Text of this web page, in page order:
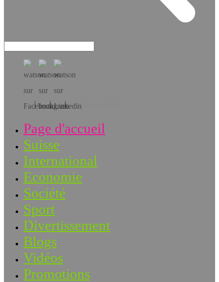
Téléchargez l’app!
Page d'accueil
Suisse
International
Economie
Société
Sport
Divertissement
Blogs
Vidéos
Promotions